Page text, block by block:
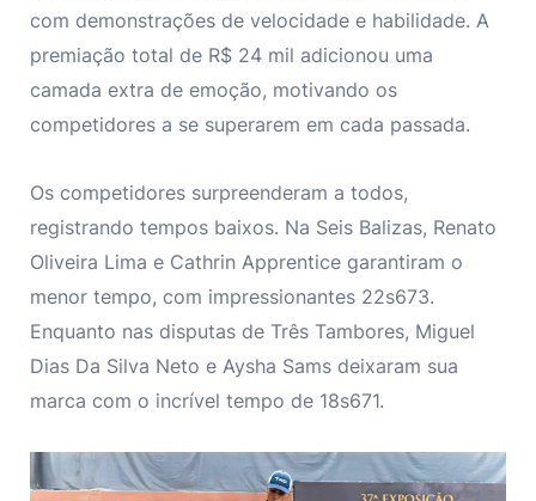
com demonstrações de velocidade e habilidade. A
premiação total de R$ 24 mil adicionou uma
camada extra de emoção, motivando os
competidores a se superarem em cada passada.
Os competidores surpreenderam a todos,
registrando tempos baixos. Na Seis Balizas, Renato
Oliveira Lima e Cathrin Apprentice garantiram o
menor tempo, com impressionantes 22s673.
Enquanto nas disputas de Três Tambores, Miguel
Dias Da Silva Neto e Aysha Sams deixaram sua
marca com o incrível tempo de 18s671.